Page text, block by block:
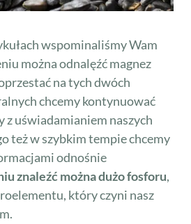
wspominaliśmy Wam
można odnalęźć magnez
na tych dwóch
chcemy kontynuować
z uświadamianiem naszych
też w szybkim tempie chcemy
odnośnie
znaleźć można dużo fosforu,
który czyni nasz